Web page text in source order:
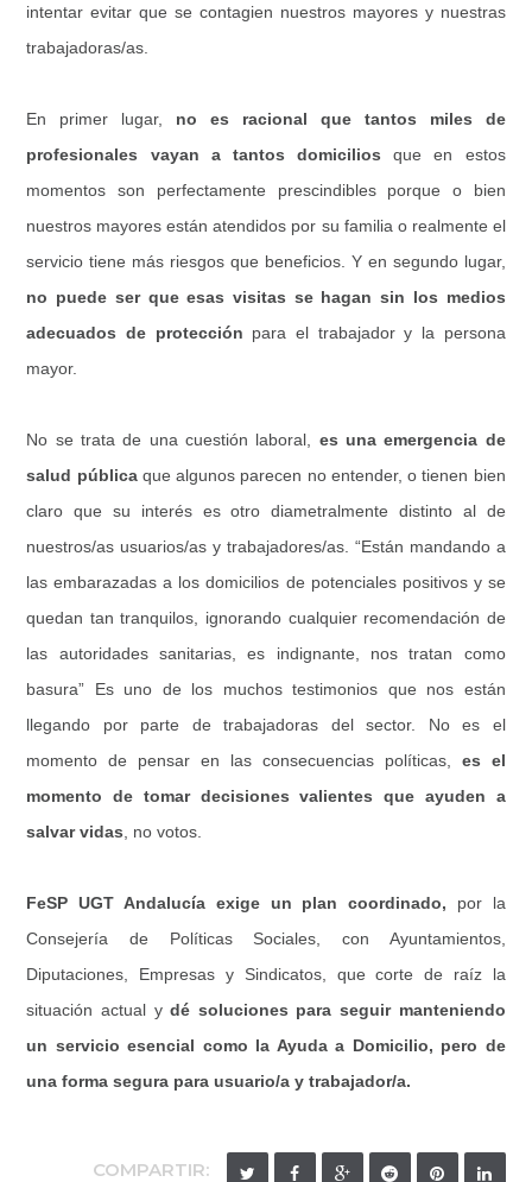
intentar evitar que se contagien nuestros mayores y nuestras
trabajadoras/as.
En primer lugar, no es racional que tantos miles de
profesionales vayan a tantos domicilios que en estos
momentos son perfectamente prescindibles porque o bien
nuestros mayores están atendidos por su familia o realmente el
servicio tiene más riesgos que beneficios. Y en segundo lugar,
no puede ser que esas visitas se hagan sin los medios
adecuados de protección para el trabajador y la persona
mayor.
No se trata de una cuestión laboral, es una emergencia de
salud públicaque algunos parecen no entender, o tienen bien
claro que su interés es otro diametralmente distinto al de
nuestros/as usuarios/as y trabajadores/as. “Están mandando a
las embarazadas a los domicilios de potenciales positivos y se
quedan tan tranquilos, ignorando cualquier recomendación de
las autoridades sanitarias, es indignante, nos tratan como
basura” Es uno de los muchos testimonios que nos están
llegando por parte de trabajadoras del sector. No es el
momento de pensar en las consecuencias políticas, es el
momento de tomar decisiones valientes que ayuden a
salvar vidas , no votos.
FeSP UGT Andalucía exige un plan coordinado, por la
Consejería de Políticas Sociales, con Ayuntamientos,
Diputaciones, Empresas y Sindicatos, que corte de raíz la
situación actual ydé soluciones para seguir manteniendo
un servicio esencial como la Ayuda a Domicilio, pero de
una forma segura para usuario/a y trabajador/a.
COMPARTIR: